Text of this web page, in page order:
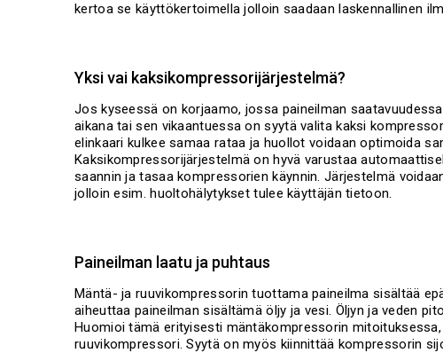
kertoa se käyttökertoimella jolloin saadaan laskennallinen
Yksi vai kaksikompressorijärjestelmä?
Jos kyseessä on korjaamo, jossa paineilman
aikana tai sen vikaantuessa on syytä valita kaksi
elinkaari kulkee samaa rataa ja huollot voidaan optimoida
Kaksikompressorijärjestelmä on hyvä varustaa
saannin ja tasaa kompressorien käynnin. Järjestelmä
jolloin esim. huoltohälytykset tulee käyttäjän tietoon.
Paineilman laatu ja puhtaus
Mäntä- ja ruuvikompressorin tuottama paineilma sisältää
aiheuttaa paineilman sisältämä öljy ja vesi. Öljyn ja veden
Huomioi tämä erityisesti mäntäkompressorin
ruuvikompressori. Syytä on myös kiinnittää kompressorin